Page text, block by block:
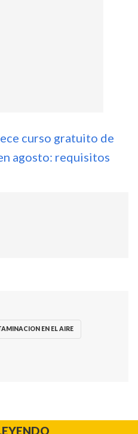
curso gratuito de
agosto: requisitos
EN EL AIRE